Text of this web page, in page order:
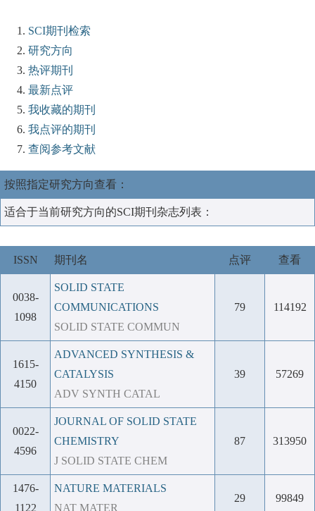
SCI期刊检索
研究方向
热评期刊
最新点评
我收藏的期刊
我点评的期刊
查阅参考文献
按照指定研究方向查看：
适合于当前研究方向的SCI期刊杂志列表：
ISSN 期刊名 点评 查看
0038-
1098
SOLID STATE
COMMUNICATIONS
SOLID STATE COMMUN
79 114192
1615-
4150
ADVANCED SYNTHESIS &
CATALYSIS
ADV SYNTH CATAL
39 57269
0022-
4596
JOURNAL OF SOLID STATE
CHEMISTRY
J SOLID STATE CHEM
87 313950
1476-
1122
NATURE MATERIALS
NAT MATER
29 99849